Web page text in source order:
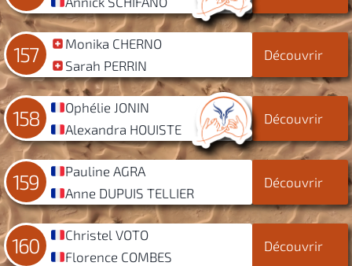
157
Monika CHERNO
Sarah PERRIN
Découvrir
158
Ophélie JONIN
Alexandra HOUISTE
Découvrir
159
Pauline AGRA
Anne DUPUIS TELLIER
Découvrir
160
Christel VOTO
Florence COMBES
Découvrir